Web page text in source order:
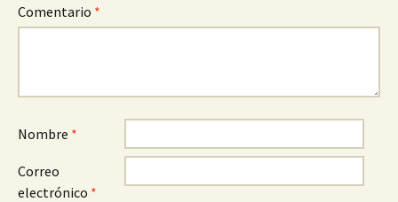
Comentario *
Nombre *
Correo
electrónico *